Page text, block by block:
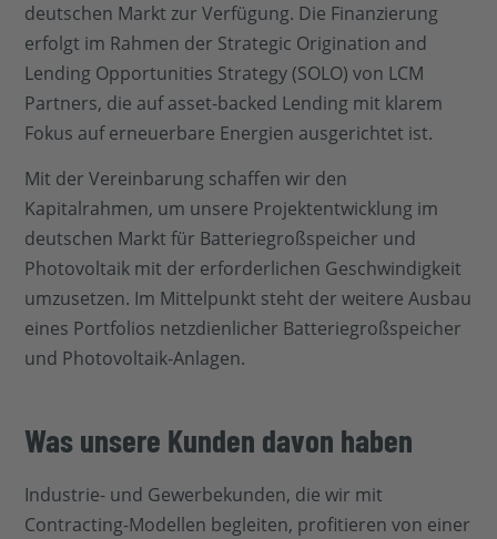
deutschen Markt zur Verfügung. Die Finanzierung
erfolgt im Rahmen der Strategic Origination and
Lending Opportunities Strategy (SOLO) von LCM
Partners, die auf asset-backed Lending mit klarem
Fokus auf erneuerbare Energien ausgerichtet ist.
Mit der Vereinbarung schaffen wir den
Kapitalrahmen, um unsere Projektentwicklung im
deutschen Markt für Batteriegroßspeicher und
Photovoltaik mit der erforderlichen Geschwindigkeit
umzusetzen. Im Mittelpunkt steht der weitere Ausbau
eines Portfolios netzdienlicher Batteriegroßspeicher
und Photovoltaik-Anlagen.
Was unsere Kunden davon haben
Industrie- und Gewerbekunden, die wir mit
Contracting-Modellen begleiten, profitieren von einer